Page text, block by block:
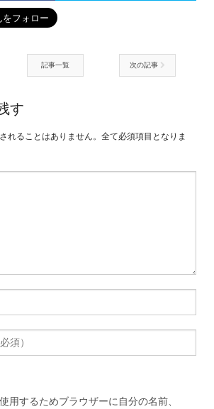
記事一覧 次の記事
す
れることはありません。全て必須項目となりま
用するためブラウザーに自分の名前、